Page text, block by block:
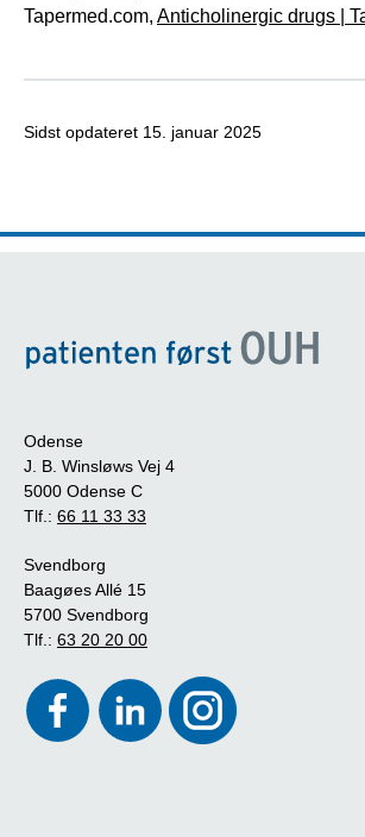
Tapermed.com, Anticholinergic drugs |
Sidst opdateret 15. januar 2025
Odense
J. B. Winsløws Vej 4
5000 Odense C
Tlf.: 66 11 33 33
Svendborg
Baagøes Allé 15
5700 Svendborg
Tlf.: 63 20 20 00